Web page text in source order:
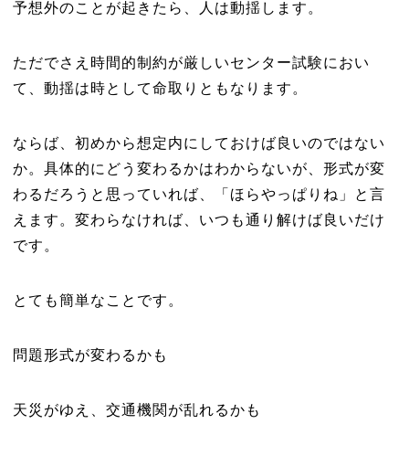
予想外のことが起きたら、人は動揺します。
ただでさえ時間的制約が厳しいセンター試験におい
て、動揺は時として命取りともなります。
ならば、初めから想定内にしておけば良いのではない
か。具体的にどう変わるかはわからないが、形式が変
わるだろうと思っていれば、「ほらやっぱりね」と言
えます。変わらなければ、いつも通り解けば良いだけ
です。
とても簡単なことです。
問題形式が変わるかも
天災がゆえ、交通機関が乱れるかも